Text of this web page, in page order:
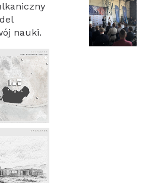
nauki.